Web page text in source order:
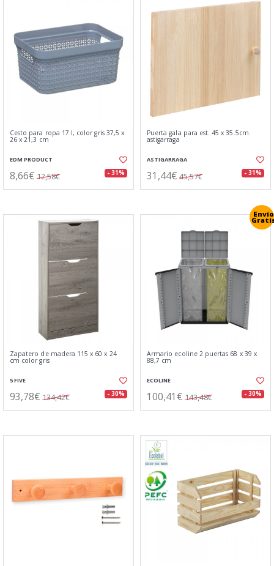
Cesto para ropa 17 l, color gris 37,5 x
26 x 21,3 cm
EDM PRODUCT
8,66€ 12,58€ - 31%
Puerta gala para est. 45 x 35.5cm.
astigarraga
ASTIGARRAGA
31,44€ 45,57€ - 31%
Zapatero de madera 115 x 60 x 24
cm color gris
5 FIVE
93,78€ 134,42€ - 30%
Envío
Armario ecoline 2 puertas 68 x 39 x
88,7 cm
ECOLINE
100,41€ 143,48€ - 30%